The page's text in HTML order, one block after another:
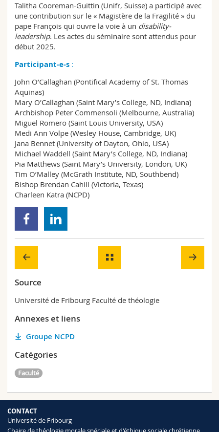
Talitha Cooreman-Guittin (Unifr, Suisse) a participé avec
une contribution sur le « Magistère de la Fragilité » du
pape François qui ouvre la voie à un disability-
leadership. Les actes du séminaire sont attendus pour
début 2025.
Participant-e-s :
John O’Callaghan (Pontifical Academy of St. Thomas
Aquinas)
Mary O’Callaghan (Saint Mary’s College, ND, Indiana)
Archbishop Peter Commensoli (Melbourne, Australia)
Miguel Romero (Saint Louis University, USA)
Medi Ann Volpe (Wesley House, Cambridge, UK)
Jana Bennet (University of Dayton, Ohio, USA)
Michael Waddell (Saint Mary’s College, ND, Indiana)
Pia Matthews (Saint Mary’s University, London, UK)
Tim O’Malley (McGrath Institute, ND, Southbend)
Bishop Brendan Cahill (Victoria, Texas)
Charleen Katra (NCPD)
Source
Université de Fribourg Faculté de théologie
Annexes et liens
Groupe NCPD
Catégories
Faculté
CONTACT
Université de Fribourg